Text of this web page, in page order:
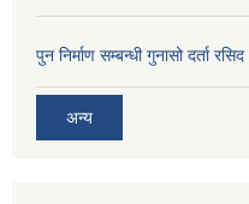
पुन निर्माण सम्बन्धी गुनासो दर्ता
अन्य